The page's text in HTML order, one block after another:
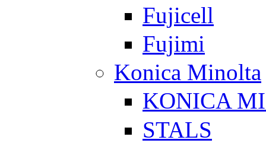
Fujicell
Fujimi
Konica Minolta
KONICA
STALS